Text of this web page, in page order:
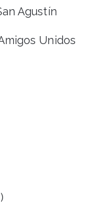
Agustín
Unidos